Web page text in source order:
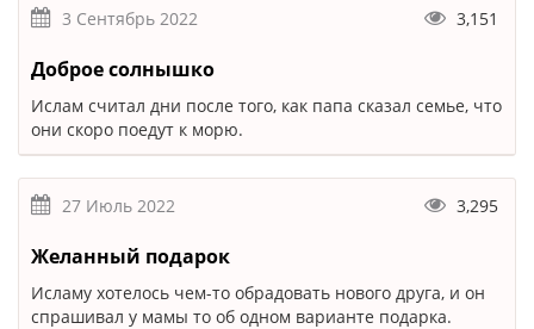
3 Сентябрь 2022 3,151
Доброе солнышко
Ислам считал дни после того, как папа сказал семье, что
они скоро поедут к морю.
27 Июль 2022 3,295
Желанный подарок
Исламу хотелось чем-то обрадовать нового друга, и он
спрашивал у мамы то об одном варианте подарка.